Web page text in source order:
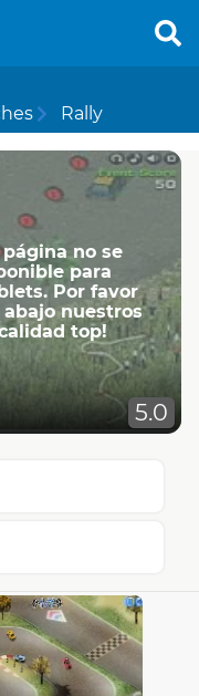
Rally
no se
para
Por favor
nuestros
top!
5.0